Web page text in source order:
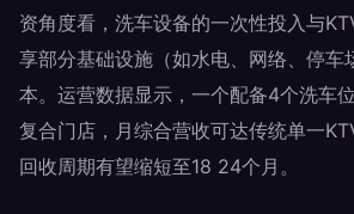
资角度看，洗车设备的一次性投入与
享部分基础设施（如水电、网络、停车
本。运营数据显示，一个配备4个洗车
复合门店，月综合营收可达传统单一
回收周期有望缩短至18 24个月。